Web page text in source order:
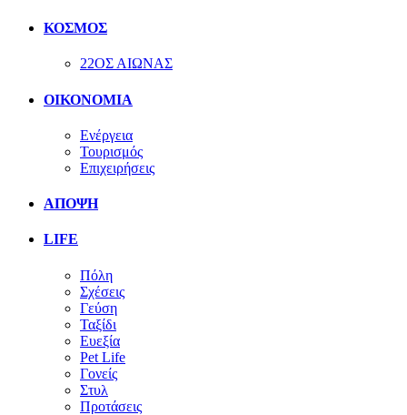
ΚΟΣΜΟΣ
22ΟΣ ΑΙΩΝΑΣ
ΟΙΚΟΝΟΜΙΑ
Ενέργεια
Τουρισμός
Επιχειρήσεις
ΑΠΟΨΗ
LIFE
Πόλη
Σχέσεις
Γεύση
Ταξίδι
Ευεξία
Pet Life
Γονείς
Στυλ
Προτάσεις